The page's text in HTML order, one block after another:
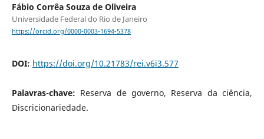
Fábio Corrêa Souza de Oliveira
Universidade Federal do Rio de Janeiro
https://orcid.org/0000-0003-1694-5378
DOI: https://doi.org/10.21783/rei.v6i3.577
Palavras-chave: Reserva de governo, Reserva da ciência,
Discricionariedade.